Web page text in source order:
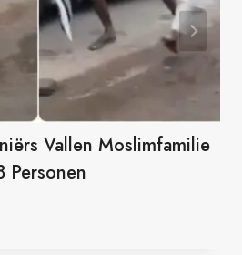
Vallen Moslimfamilie
Personen